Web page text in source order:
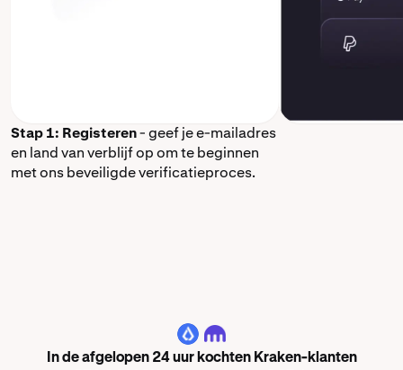
Stap 1: Registeren- geef je e-mailadres
en land van verblijf op om te beginnen
met ons beveiligde verificatieproces.
LSK
In de afgelopen 24 uur kochten Kraken-klanten